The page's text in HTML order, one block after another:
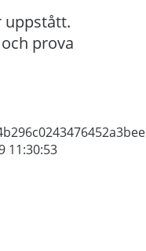
uppstått.
prova
11:30:53